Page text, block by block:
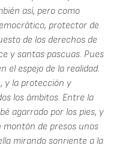
así, pero como
protector de
de los derechos de
y santas pascuas. Pues
el espejo de la realidad.
y la protección y
los ámbitos. Entre la
agarrado por los pies, y
montón de presos unos
mirando sonriente a la